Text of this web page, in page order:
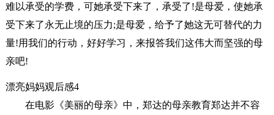
难以承受的学费，可她承受下来了，承受了!是母爱，使她承
受下来了永无止境的压力;是母爱，给予了她这无可替代的力
量!用我们的行动，好好学习，来报答我们这伟大而坚强的母
亲吧!
漂亮妈妈观后感4
在电影《美丽的母亲》中，郑达的母亲教育郑达并不容